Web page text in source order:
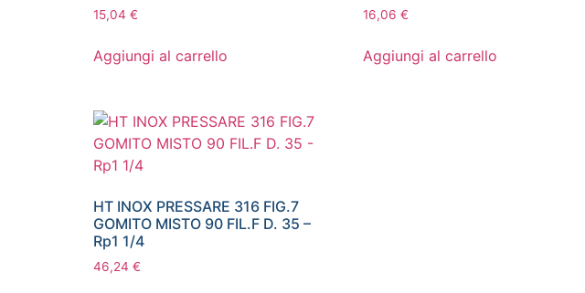
15,04 €
Aggiungi al carrello
16,06 €
Aggiungi al carrello
HT INOX PRESSARE 316 FIG.7
GOMITO MISTO 90 FIL.F D. 35 –
Rp1 1/4
46,24 €